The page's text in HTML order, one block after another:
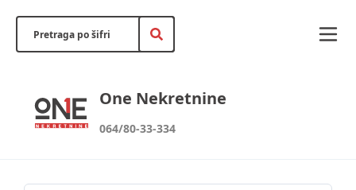
One Nekretnine
064/80-33-334